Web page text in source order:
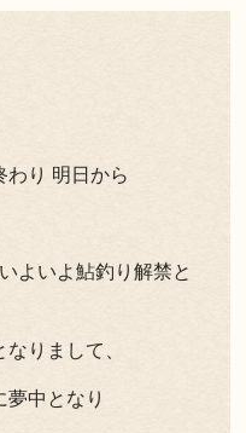
わり 明日から
よいよ鮎釣り解禁と
りまして、
中となり